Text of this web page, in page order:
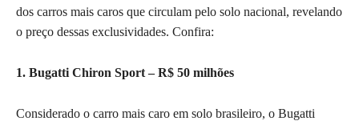
dos carros mais caros que circulam pelo solo nacional, revelando
o preço dessas exclusividades. Confira:
1. Bugatti Chiron Sport – R$ 50 milhões
Considerado o carro mais caro em solo brasileiro, o Bugatti